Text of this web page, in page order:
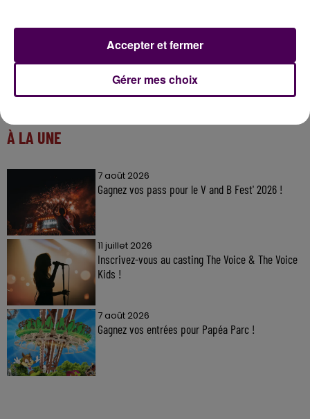
À LA UNE
7 août 2026
Gagnez vos pass pour le V and B Fest' 2026 !
11 juillet 2026
Inscrivez-vous au casting The Voice & The Voice
Kids !
7 août 2026
Gagnez vos entrées pour Papéa Parc !
Gérer mes choix
Accepter et fermer